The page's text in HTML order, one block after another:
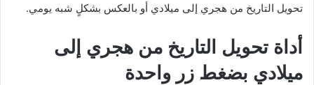
تحويل التاريخ من هجري إلى ميلادي أو بالعكس بشكلٍ شبه يومي.
أداة تحويل التاريخ من هجري إلى
ميلادي بضغط زر واحدة